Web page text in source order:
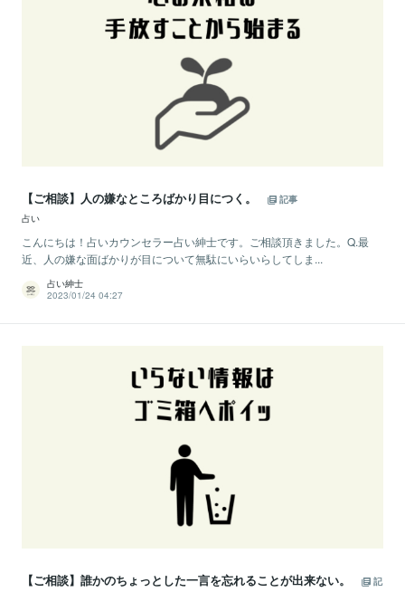
【ご相談】人の嫌なところばかり目につく。
記事
占い
こんにちは！占いカウンセラー占い紳士です。ご相談頂きました。Q.最
近、人の嫌な面ばかりが目について無駄にいらいらしてしま...
占い紳士
2023/01/24 04:27
【ご相談】誰かのちょっとした一言を忘れることが出来ない。
記